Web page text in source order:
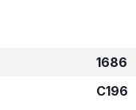
1686
C196